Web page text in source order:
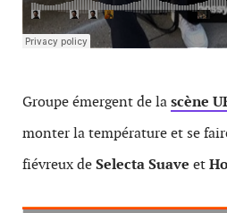
Groupe émergent de lascène
monter la température et se
fiévreux deSelecta Suave et